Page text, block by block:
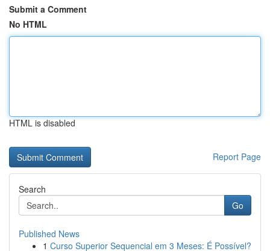
Submit a Comment
No HTML
HTML is disabled
Report Page
Search
Go
Published News
1 Curso Superior Sequencial em 3 Meses: É Possível?